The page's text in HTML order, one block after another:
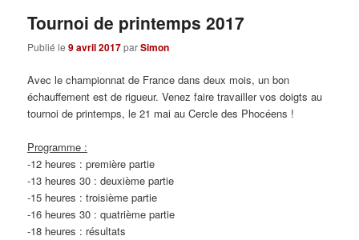
Tournoi de printemps 2017
Publié le9 avril 2017parSimon
Avec le championnat de France dans deux mois, un bon
échauffement est de rigueur. Venez faire travailler vos doigts au
tournoi de printemps, le 21 mai au Cercle des Phocéens !
Programme :
-12 heures : première partie
-13 heures 30 : deuxième partie
-15 heures : troisième partie
-16 heures 30 : quatrième partie
-18 heures : résultats